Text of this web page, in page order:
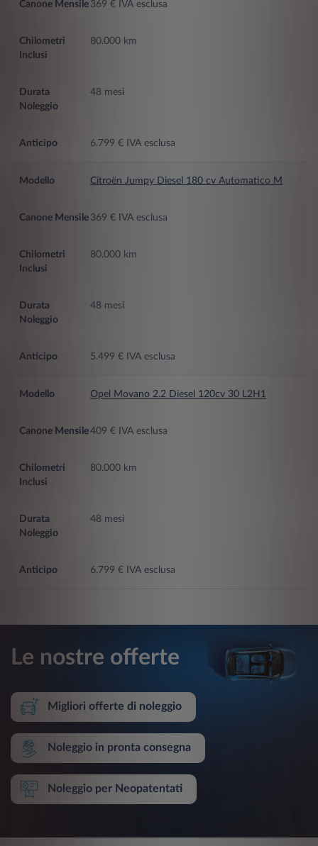
369 € IVA esclusa
80.000 km
48 mesi
6.799 € IVA esclusa
Citroën Jumpy Diesel 180 cv Automatico M
369 € IVA esclusa
80.000 km
48 mesi
5.499 € IVA esclusa
Opel Movano 2.2 Diesel 120cv 30 L2H1
409 € IVA esclusa
80.000 km
48 mesi
6.799 € IVA esclusa
Le nostre offerte
Migliori offerte di noleggio
Noleggio in pronta consegna
Noleggio per Neopatentati